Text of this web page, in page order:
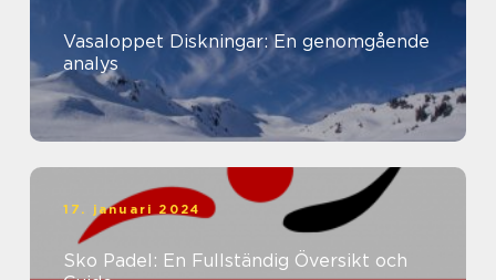
Vasaloppet Diskningar: En genomgående
analys
17. januari 2024
Sko Padel: En Fullständig Översikt och